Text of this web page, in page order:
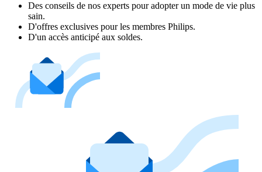
Des conseils de nos experts pour adopter un mode de vie plus
sain.
D'offres exclusives pour les membres Philips.
D'un accès anticipé aux soldes.